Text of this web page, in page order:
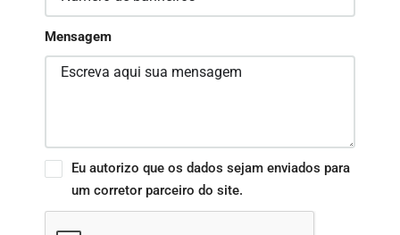
Mensagem
Eu autorizo que os dados sejam enviados para
um corretor parceiro do site.